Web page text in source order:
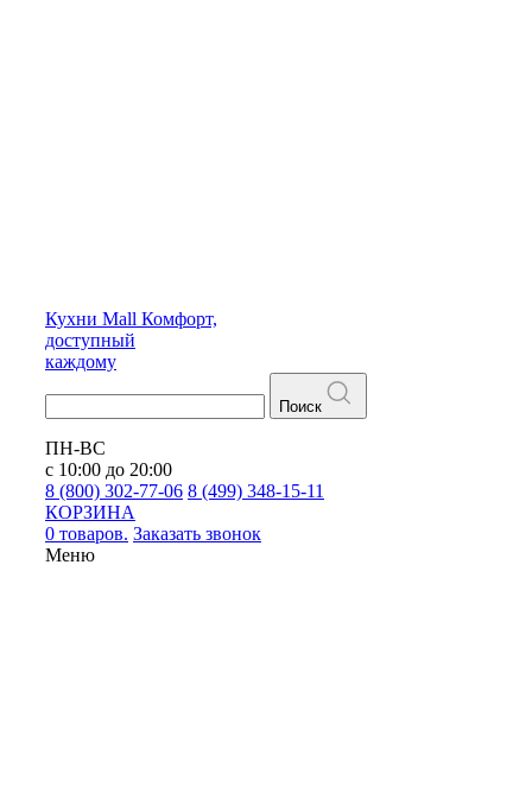
Кухни Mall Комфорт,
доступный
каждому
Поиск
ПН-ВС
с 10:00 до 20:00
8 (800) 302-77-06 8 (499) 348-15-11
КОРЗИНА
0 товаров. Заказать звонок
Меню